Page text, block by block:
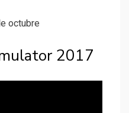
octubre
2017